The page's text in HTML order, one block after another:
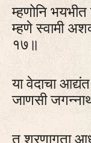
म्हणोनि
म्हणे स्वामी
१७॥
या वेदाचा
जाणसी
तू शरणागता